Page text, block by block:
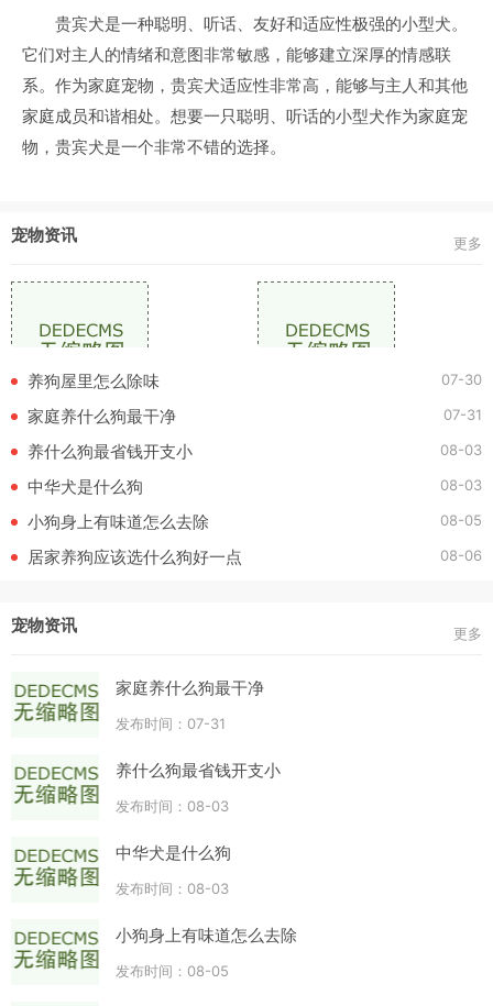
贵宾犬是一种聪明、听话、友好和适应性极强的小型犬。
它们对主人的情绪和意图非常敏感，能够建立深厚的情感联
系。作为家庭宠物，贵宾犬适应性非常高，能够与主人和其他
家庭成员和谐相处。想要一只聪明、听话的小型犬作为家庭宠
物，贵宾犬是一个非常不错的选择。
宠物资讯 更多
养狗屋里怎么除味 07-30
家庭养什么狗最干净 07-31
养什么狗最省钱开支小 08-03
中华犬是什么狗 08-03
小狗身上有味道怎么去除 08-05
居家养狗应该选什么狗好一点 08-06
宠物资讯 更多
家庭养什么狗最干净
发布时间：07-31
养什么狗最省钱开支小
发布时间：08-03
中华犬是什么狗
发布时间：08-03
小狗身上有味道怎么去除
发布时间：08-05